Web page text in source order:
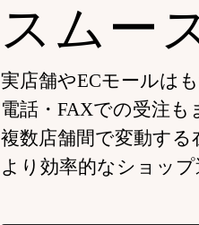
スムー
実店舗やECモールはも
電話・FAXでの受注も
複数店舗間で変動する
より効率的なショップ